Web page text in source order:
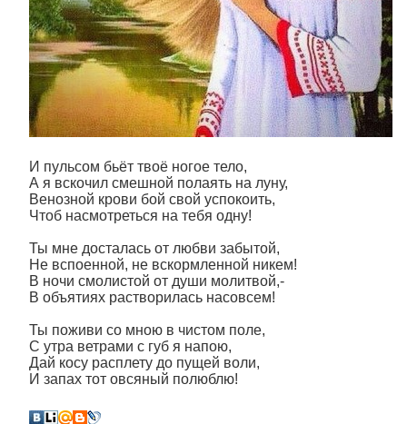
­­И пульсом бьёт твоё ногое тело,
А я вскочил смешной полаять на луну,
Венозной крови бой свой успокоить,
Чтоб насмотреться на тебя одну!
Ты мне досталась от любви забытой,
Не вспоенной, не вскормленной никем!
В ночи смолистой от души молитвой,-
В объятиях растворилась насовсем!
Ты поживи со мною в чистом поле,
С утра ветрами с губ я напою,
Дай косу расплету до пущей воли,
И запах тот овсяный полюблю!